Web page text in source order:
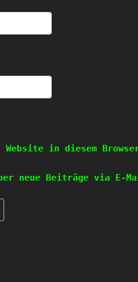
Website in diesem
neue Beiträge via E-